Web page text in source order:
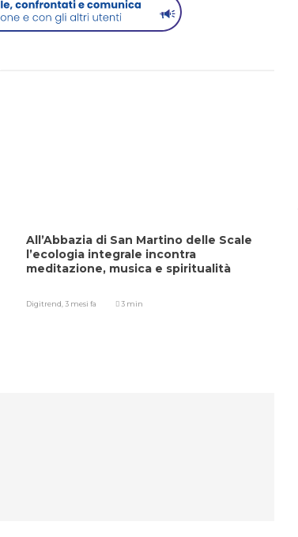
All’Abbazia di San Martino delle Scale
l’ecologia integrale incontra
meditazione, musica e spiritualità
Digitrend,3 mesi fa 3 min